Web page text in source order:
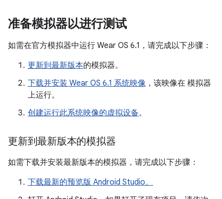
准备模拟器以进行测试
如需在官方模拟器中运行 Wear OS 6.1，请完成以下步骤：
更新到最新版本的模拟器。
下载并安装 Wear OS 6.1 系统映像 ，该映像在 模拟器
上运行。
创建运行此系统映像的虚拟设备。
更新到最新版本的模拟器
如需下载并安装最新版本的模拟器，请完成以下步骤：
下载最新的预览版 Android Studio。